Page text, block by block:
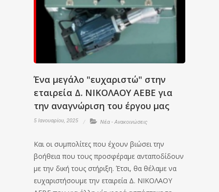
Ένα μεγάλο "ευχαριστώ" στην
εταιρεία Δ. ΝΙΚΟΛΑΟΥ ΑΕΒΕ για
την αναγνώριση του έργου μας
5 Ιανουαρίου, 2025 Νέα - Ανακοινώσεις
Και οι συμπολίτες που έχουν βιώσει την
βοήθεια που τους προσφέραμε ανταποδίδουν
με την δική τους στήριξη. Έτσι, θα θέλαμε να
ευχαριστήσουμε την εταιρεία Δ. ΝΙΚΟΛΑΟΥ